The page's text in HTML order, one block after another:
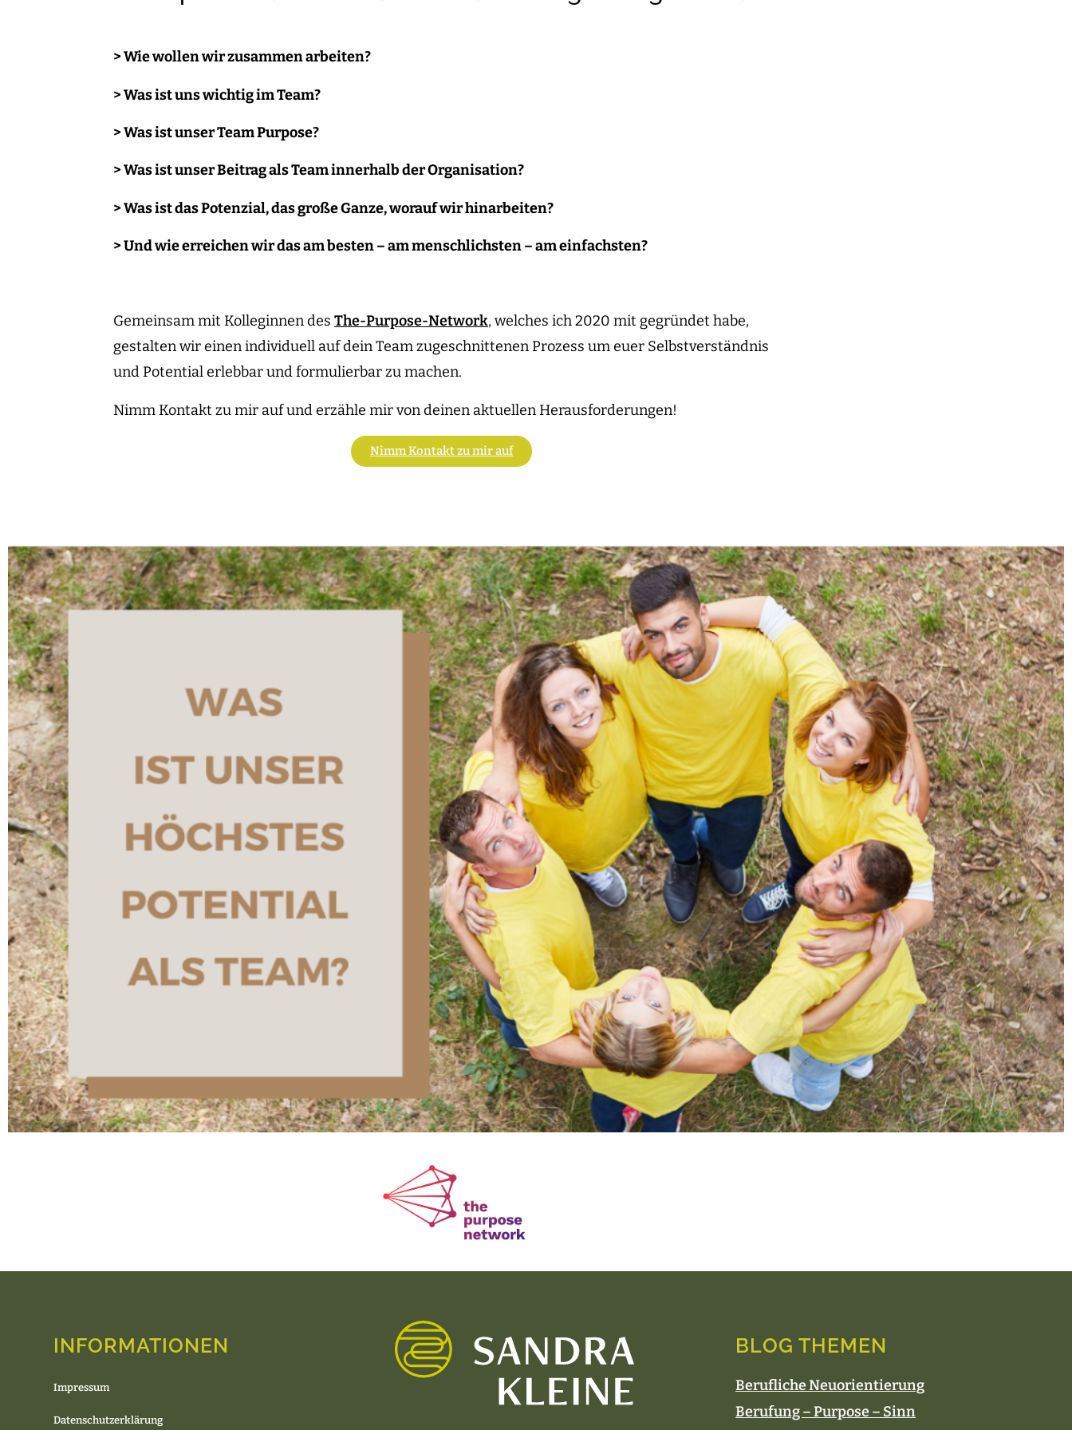
> Wie wollen wir zusammen arbeiten?
> Was ist uns wichtig im Team?
> Was ist unser Team Purpose?
> Was ist unser Beitrag als Team innerhalb der Organisation?
> Was ist das Potenzial, das große Ganze, worauf wir hinarbeiten?
> Und wie erreichen wir das am besten – am menschlichsten – am einfachsten?
Gemeinsam mit Kolleginnen des The-Purpose-Network, welches ich 2020 mit gegründet habe,
gestalten wir einen individuell auf dein Team zugeschnittenen Prozess um euer Selbstverständnis
und Potential erlebbar und formulierbar zu machen.
Nimm Kontakt zu mir auf und erzähle mir von deinen aktuellen Herausforderungen!
Nimm Kontakt zu mir auf
INFORMATIONEN
Impressum
Datenschutzerklärung
BLOG THEMEN
Berufliche Neuorientierung
Berufung – Purpose – Sinn